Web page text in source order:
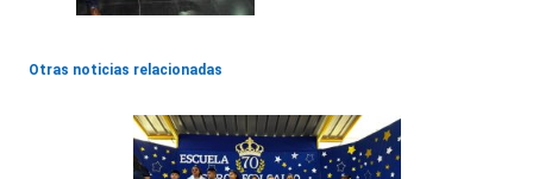
Otras noticias relacionadas